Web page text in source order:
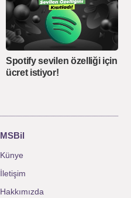
Spotify sevilen özelliği için
ücret istiyor!
MSBil
Künye
İletişim
Hakkımızda